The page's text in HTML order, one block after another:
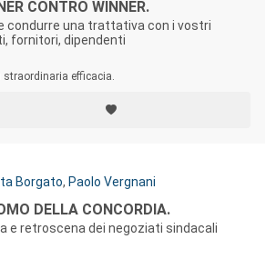
CONTRO WINNER.
condurre una trattativa con i vostri
fornitori, dipendenti
efficacia.
Borgato, Paolo Vergnani
DELLA CONCORDIA.
e retroscena dei negoziati sindacali